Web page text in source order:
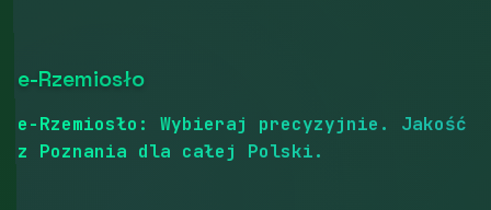
e-Rzemiosło
e-Rzemiosło: Wybieraj precyzyjnie. Jakość
z Poznania dla całej Polski.